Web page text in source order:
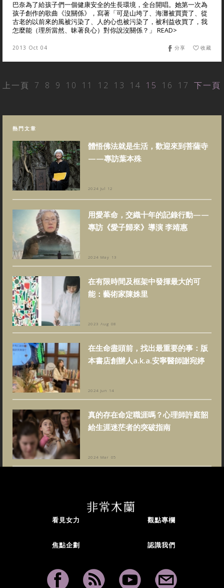
巴奈為了給孩子們一個健康安全的生長環境，全台開唱。她第一次為
孩子創作的歌曲《沒關係》，寫著「可是山垮了、海灘被買賣了、從
古老的以前來的風被污染了、人的心也被污染了，被利益收買了，我
怎麼能（理所當然、昧著良心）對你說沒關係？」 READ>
2013 Oct 04 收藏
分享
上一頁 7 8 9 10 11 12 13 14 15 16 17 下一頁
熱門文章
體悟佛法就是生活，歡迎來到菩薩寺
——專訪葉本殊
2024 Jul 12
用愛革命，交織十年的記錄行動——
專訪《愛子歸來》導演 李靖惠
2024 May 13
在有限時間及框架中發揮最大的可
能：藝術家陳姝里
2023 Aug 08
在生命盡頭前，找出最重要的事：版
本書店創辦人a.k.a.安寧醫師謝宛婷
2024 Jun 14
真的存在命定職涯嗎？心理師許庭韶
給生涯迷茫者的突破指南
2024 Mar 05
看見女力 觀點專欄
焦點企劃 認識我們